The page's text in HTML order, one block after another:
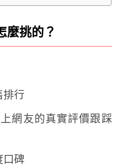
麼挑的？
排行
上網友的真實評價跟踩
口碑